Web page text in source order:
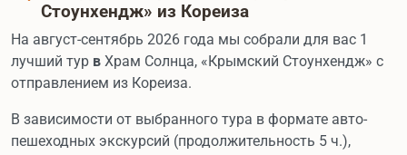
Стоунхендж» из Кореиза
На август-сентябрь 2026 года мы собрали для вас 1
лучший тур в Храм Солнца, «Крымский Стоунхендж» с
отправлением из Кореиза.
В зависимости от выбранного тура в формате авто-
пешеходных экскурсий (продолжительность 5 ч.),